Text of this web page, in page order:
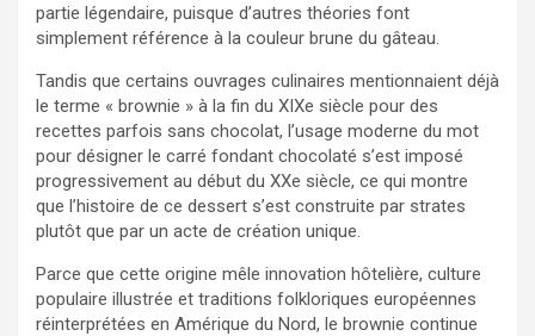
partie légendaire, puisque d’autres théories font
simplement référence à la couleur brune du gâteau.
Tandis que certains ouvrages culinaires mentionnaient déjà
le terme « brownie » à la fin du XIXe siècle pour des
recettes parfois sans chocolat, l’usage moderne du mot
pour désigner le carré fondant chocolaté s’est imposé
progressivement au début du XXe siècle, ce qui montre
que l’histoire de ce dessert s’est construite par strates
plutôt que par un acte de création unique.
Parce que cette origine mêle innovation hôtelière, culture
populaire illustrée et traditions folkloriques européennes
réinterprétées en Amérique du Nord, le brownie continue